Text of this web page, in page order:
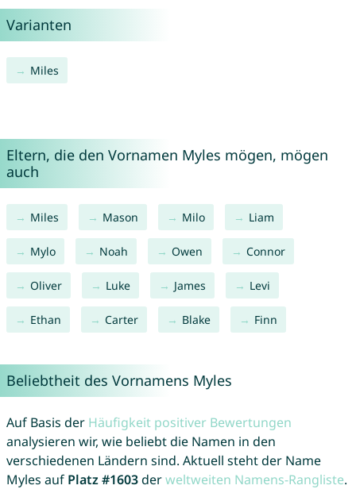
Varianten
Miles
Eltern, die den Vornamen Myles mögen, mögen
auch
Miles Mason Milo Liam
Mylo Noah Owen Connor
Oliver Luke James Levi
Ethan Carter Blake Finn
Beliebtheit des Vornamens Myles
Auf Basis der Häufigkeit positiver Bewertungen
analysieren wir, wie beliebt die Namen in den
verschiedenen Ländern sind. Aktuell steht der Name
Myles auf Platz #1603derweltweiten Namens-Rangliste.